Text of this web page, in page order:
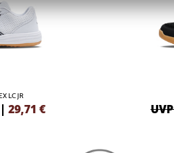
LC JR
|29,71 €